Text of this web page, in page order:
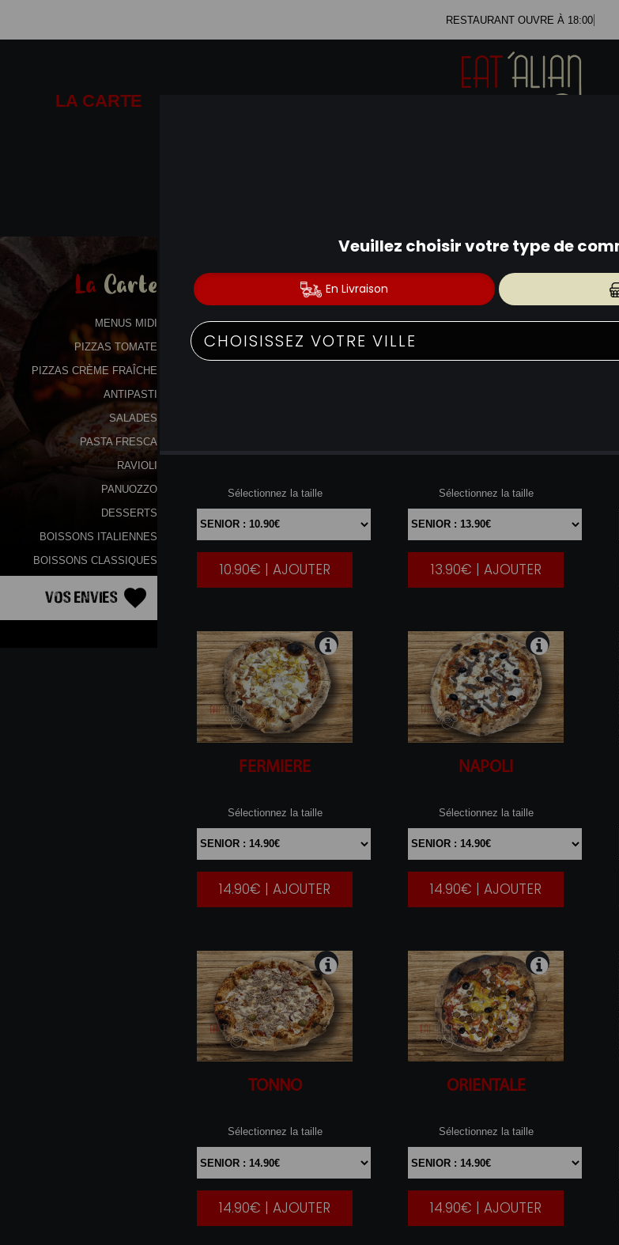
RESTAURANT OUVRE À 18
LA CARTE
La Carte
MENUS MIDI
PIZZAS TOMATE
PIZZAS CRÈME FRAÎCHE
ANTIPASTI
SALADES
PASTA FRESCA
RAVIOLI
PANUOZZO
DESSERTS
BOISSONS ITALIENNES
BOISSONS CLASSIQUES
Vos Envies
PIZZAS TOMATE
Sélectionnez la taille
|
10.90€ | AJOUTER
Sélectionnez la taille
|
13.90€ | AJOUTER
FERMIERE
Sélectionnez la taille
|
14.90€ | AJOUTER
NAPOLI
Sélectionnez la taille
|
14.90€ | AJOUTER
TONNO
Sélectionnez la taille
|
14.90€ | AJOUTER
ORIENTALE
Sélectionnez la taille
|
14.90€ | AJOUTER